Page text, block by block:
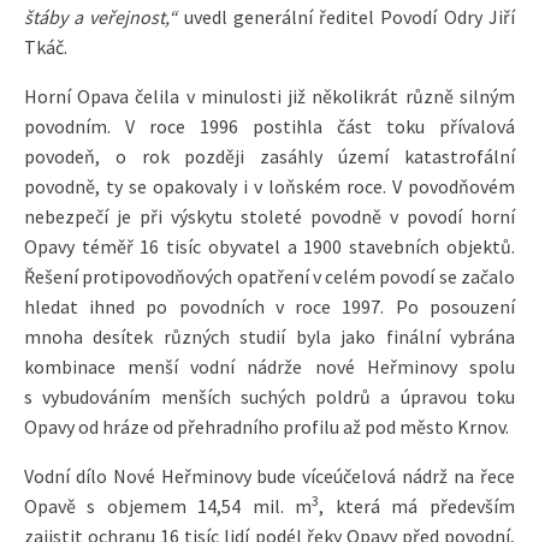
štáby a veřejnost,“ uvedl generální ředitel Povodí Odry Jiří
Tkáč.
Horní Opava čelila v minulosti již několikrát různě silným
povodním. V roce 1996 postihla část toku přívalová
povodeň, o rok později zasáhly území katastrofální
povodně, ty se opakovaly i v loňském roce. V povodňovém
nebezpečí je při výskytu stoleté povodně v povodí horní
Opavy téměř 16 tisíc obyvatel a 1900 stavebních objektů.
Řešení protipovodňových opatření v celém povodí se začalo
hledat ihned po povodních v roce 1997. Po posouzení
mnoha desítek různých studií byla jako finální vybrána
kombinace menší vodní nádrže nové Heřminovy spolu
s vybudováním menších suchých poldrů a úpravou toku
Opavy od hráze od přehradního profilu až pod město Krnov.
Vodní dílo Nové Heřminovy bude víceúčelová nádrž na řece
Opavě s objemem 14,54 mil. m3, která má především
zajistit ochranu 16 tisíc lidí podél řeky Opavy před povodní,